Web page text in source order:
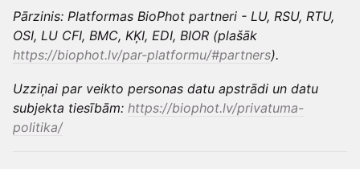
Pārzinis: Platformas BioPhot partneri - LU, RSU, RTU,
OSI, LU CFI, BMC, KĶI, EDI, BIOR (plašāk
https://biophot.lv/par-platformu/#partners).
Uzziņai par veikto personas datu apstrādi un datu
subjekta tiesībām: https://biophot.lv/privatuma-
politika/